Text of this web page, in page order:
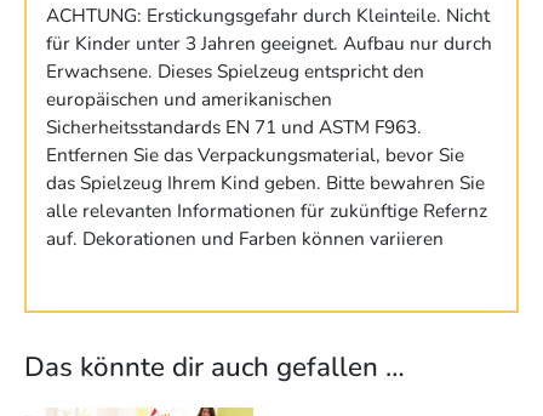
ACHTUNG: Erstickungsgefahr durch Kleinteile. Nicht
für Kinder unter 3 Jahren geeignet. Aufbau nur durch
Erwachsene. Dieses Spielzeug entspricht den
europäischen und amerikanischen
Sicherheitsstandards EN 71 und ASTM F963.
Entfernen Sie das Verpackungsmaterial, bevor Sie
das Spielzeug Ihrem Kind geben. Bitte bewahren Sie
alle relevanten Informationen für zukünftige Refernz
auf. Dekorationen und Farben können variieren
Das könnte dir auch gefallen …